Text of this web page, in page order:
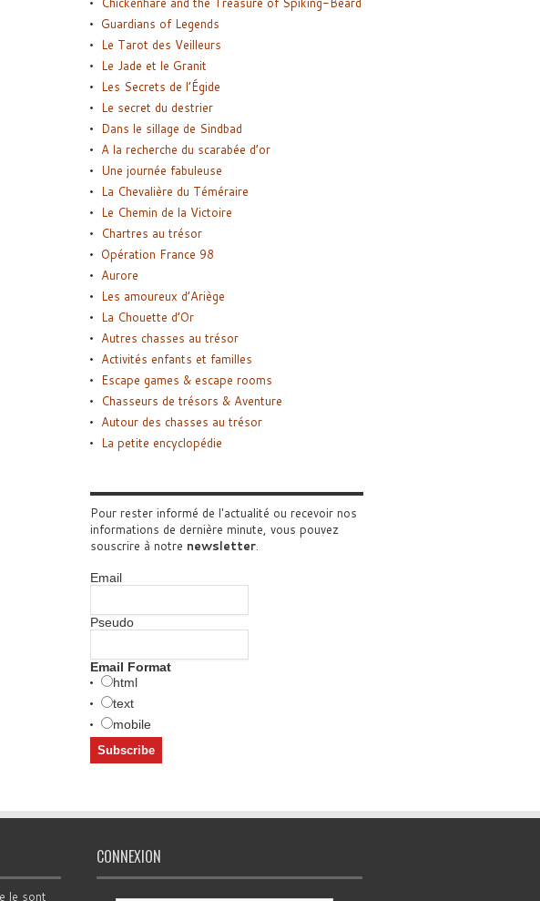
Guardians of Legends
Le Tarot des Veilleurs
Le Jade et le Granit
Les Secrets de l’Égide
Le secret du destrier
Dans le sillage de Sindbad
A la recherche du scarabée d’or
Une journée fabuleuse
La Chevalière du Téméraire
Le Chemin de la Victoire
Chartres au trésor
Opération France 98
Aurore
Les amoureux d’Ariège
La Chouette d’Or
Autres chasses au trésor
Activités enfants et familles
Escape games & escape rooms
Chasseurs de trésors & Aventure
Autour des chasses au trésor
La petite encyclopédie
Pour rester informé de l'actualité ou recevoir nos
informations de dernière minute, vous pouvez
souscrire à notre newsletter.
Email
Pseudo
Email Format
html
text
mobile
le sont
CONNEXION